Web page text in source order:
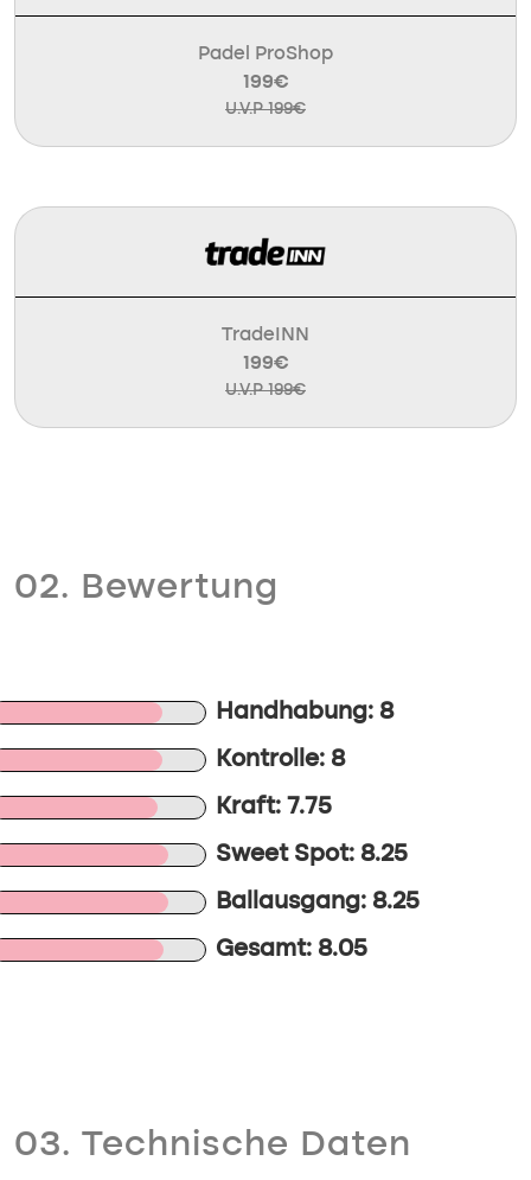
Padel ProShop
199€
U.V.P 199€
TradeINN
199€
U.V.P 199€
02. Bewertung
Handhabung: 8
Kontrolle: 8
Kraft: 7.75
Sweet Spot: 8.25
Ballausgang: 8.25
Gesamt: 8.05
03. Technische Daten